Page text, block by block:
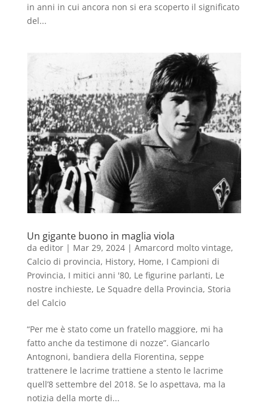
in anni in cui ancora non si era scoperto il significato
del...
Un gigante buono in maglia viola
da editor| Mar 29, 2024| Amarcord molto vintage,
Calcio di provincia, History, Home, I Campioni di
Provincia, I mitici anni '80, Le figurine parlanti, Le
nostre inchieste, Le Squadre della Provincia, Storia
del Calcio
“Per me è stato come un fratello maggiore, mi ha
fatto anche da testimone di nozze”. Giancarlo
Antognoni, bandiera della Fiorentina, seppe
trattenere le lacrime trattiene a stento le lacrime
quell’8 settembre del 2018. Se lo aspettava, ma la
notizia della morte di...